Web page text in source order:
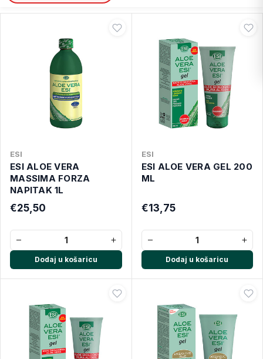
ESI
ESI ALOE VERA
MASSIMA FORZA
NAPITAK 1L
€25,50
− +
Dodaj u košaricu
ESI
ESI ALOE VERA GEL 200
ML
€13,75
− +
Dodaj u košaricu